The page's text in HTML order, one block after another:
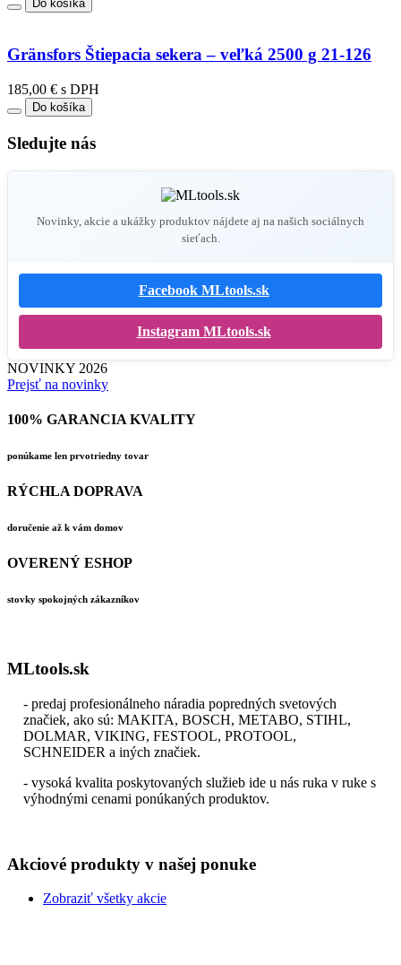
Do košíka
Gränsfors Štiepacia sekera – veľká 2500 g 21-126
185,00 € s DPH
Do košíka
Sledujte nás
Novinky, akcie a ukážky produktov nájdete aj na našich sociálnych
sieťach.
Facebook MLtools.sk
Instagram MLtools.sk
NOVINKY 2026
Prejsť na novinky
100% GARANCIA KVALITY
ponúkame len prvotriedny tovar
RÝCHLA DOPRAVA
doručenie až k vám domov
OVERENÝ ESHOP
stovky spokojných zákazníkov
MLtools.sk
- predaj profesionálneho náradia popredných svetových
značiek, ako sú: MAKITA, BOSCH, METABO, STIHL,
DOLMAR, VIKING, FESTOOL, PROTOOL,
SCHNEIDER a iných značiek.
- vysoká kvalita poskytovaných služieb ide u nás ruka v ruke s
výhodnými cenami ponúkaných produktov.
Akciové produkty v našej ponuke
Zobraziť všetky akcie